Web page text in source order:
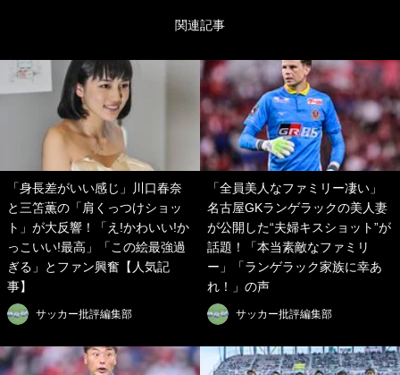
関連記事
「身長差がいい感じ」川口春奈
と三笘薫の「肩くっつけショッ
ト」が大反響！「え!かわいい!か
っこいい!最高」「この絵最強過
ぎる」とファン興奮【人気記
事】
サッカー批評編集部
「全員美人なファミリー凄い」
名古屋GKランゲラックの美人妻
が公開した“夫婦キスショット”が
話題！「本当素敵なファミリ
ー」「ランゲラック家族に幸あ
れ！」の声
サッカー批評編集部